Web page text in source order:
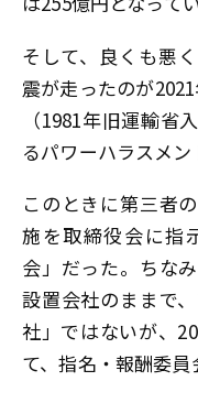
そして、良くも悪
震が走ったのが
（1981年旧運輸省
るパワーハラスメン
このときに第三者
施を取締役会に指
会」だった。ちな
設置会社のままで
社」ではないが、
て、指名・報酬委員